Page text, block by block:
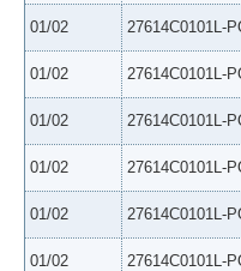
01/02 27614C0101L-
01/02 27614C0101L-
01/02 27614C0101L-
01/02 27614C0101L-
01/02 27614C0101L-
01/02 27614C0101L-